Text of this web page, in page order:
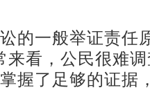
一般举证责任
来看，公民很难
握了足够的证据